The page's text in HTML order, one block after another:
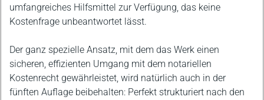
umfangreiches Hilfsmittel zur Verfügung, das keine
Kostenfrage unbeantwortet lässt.
Der ganz spezielle Ansatz, mit dem das Werk einen
sicheren, effizienten Umgang mit dem notariellen
Kostenrecht gewährleistet, wird natürlich auch in der
fünften Auflage beibehalten: Perfekt strukturiert nach den